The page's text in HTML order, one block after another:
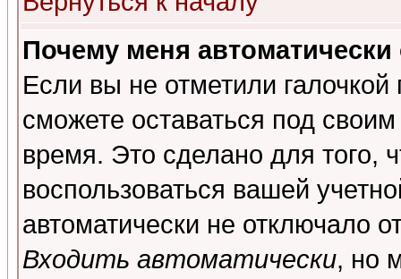
Почему меня автоматически
Если вы не отметили галочкой
сможете оставаться под
время. Это сделано для того,
воспользоваться вашей
автоматически не отключало
Входить автоматически, но